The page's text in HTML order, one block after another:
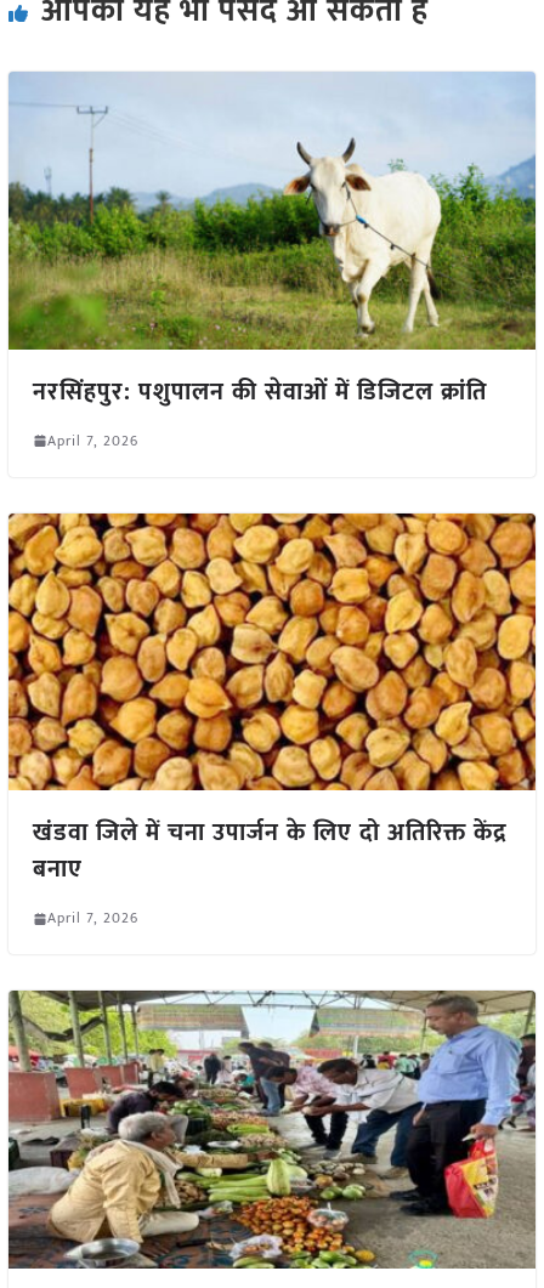
आपको यह भी पसंद आ सकता हैं
नरसिंहपुर: पशुपालन की सेवाओं में डिजिटल क्रांति
April 7, 2026
खंडवा जिले में चना उपार्जन के लिए दो अतिरिक्त केंद्र
बनाए
April 7, 2026